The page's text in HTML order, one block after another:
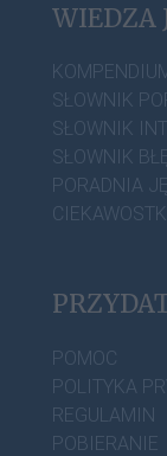
WIEDZA
SŁOWNIK
SŁOWNIK
SŁOWNIK
PORADNIA
CIEKAWOSTKI
POMOC
POLITYKA
REGULAMIN
POBIERANIE